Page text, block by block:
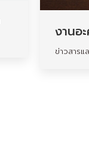
งานอ
ข่าวสารแ